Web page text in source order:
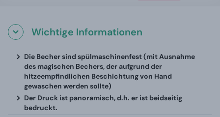
Wichtige Informationen
Die Becher sind spülmaschinenfest (mit Ausnahme
des magischen Bechers, der aufgrund der
hitzeempfindlichen Beschichtung von Hand
gewaschen werden sollte)
Der Druck ist panoramisch, d.h. er ist beidseitig
bedruckt.